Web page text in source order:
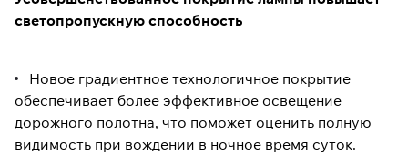
светопропускную способность
Новое градиентное технологичное покрытие
обеспечивает более эффективное освещение
дорожного полотна, что поможет оценить полную
видимость при вождении в ночное время суток.